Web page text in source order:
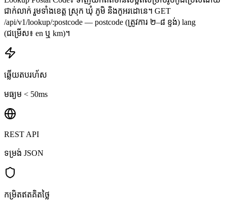
ជាក់លាក់ រួមទាំងខេត្ត ស្រុក ឃុំ ភូមិ និងកូអរដោនេ។ GET
/api/v1/lookup/:postcode — postcode (ត្រូវការ ២–៨ ខ្ទង់) lang
(ជម្រើស៖ en ឬ km)។
ឆ្លើយតបរហ័ស
មធ្យម < 50ms
REST API
ទម្រង់ JSON
កម្រិតឥតគិតថ្លៃ